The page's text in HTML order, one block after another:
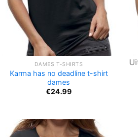
DAMES T-SHIRTS
Karma has no deadline t-shirt
dames
€24.99